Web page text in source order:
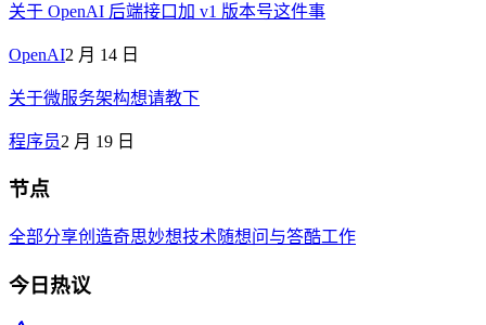
关于 OpenAI 后端接口加 v1 版本号这件事
OpenAI2 月 14 日
关于微服务架构想请教下
程序员2 月 19 日
节点
全部分享创造奇思妙想技术随想问与答酷工作
今日热议